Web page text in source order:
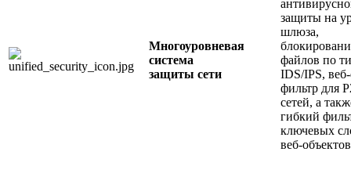
Многоуровневая
система
защиты сети
защиты на
шлюза,
файлов по
IDS/IPS,
фильтр для
сетей, а
гибкий
ключевых
веб-